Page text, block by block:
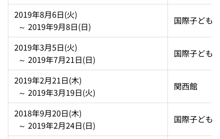
2019年8月6日(火)
  ～ 2019年9月8日(日)
国際子ども
2019年3月5日(火)
  ～ 2019年7月21日(日)
国際子ども
2019年2月21日(木)
  ～ 2019年3月19日(火)
関西館
2018年9月20日(木)
  ～ 2019年2月24日(日)
国際子ども